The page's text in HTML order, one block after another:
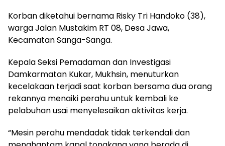
Korban diketahui bernama Risky Tri Handoko (38),
warga Jalan Mustakim RT 08, Desa Jawa,
Kecamatan Sanga-Sanga.
Kepala Seksi Pemadaman dan Investigasi
Damkarmatan Kukar, Mukhsin, menuturkan
kecelakaan terjadi saat korban bersama dua orang
rekannya menaiki perahu untuk kembali ke
pelabuhan usai menyelesaikan aktivitas kerja.
“Mesin perahu mendadak tidak terkendali dan